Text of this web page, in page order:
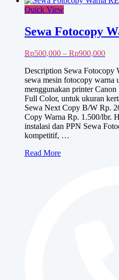
Quick View
Sewa Fotocopy
Rp500,000 – Rp900,000
Description Sewa Fotocopy
sewa mesin fotocopy warna
menggunakan printer
Full Color, untuk ukuran
Sewa Next Copy B/W Rp.
Copy Warna Rp. 1.500/lbr.
instalasi dan PPN Sewa
kompetitif, …
Sewa
Read More